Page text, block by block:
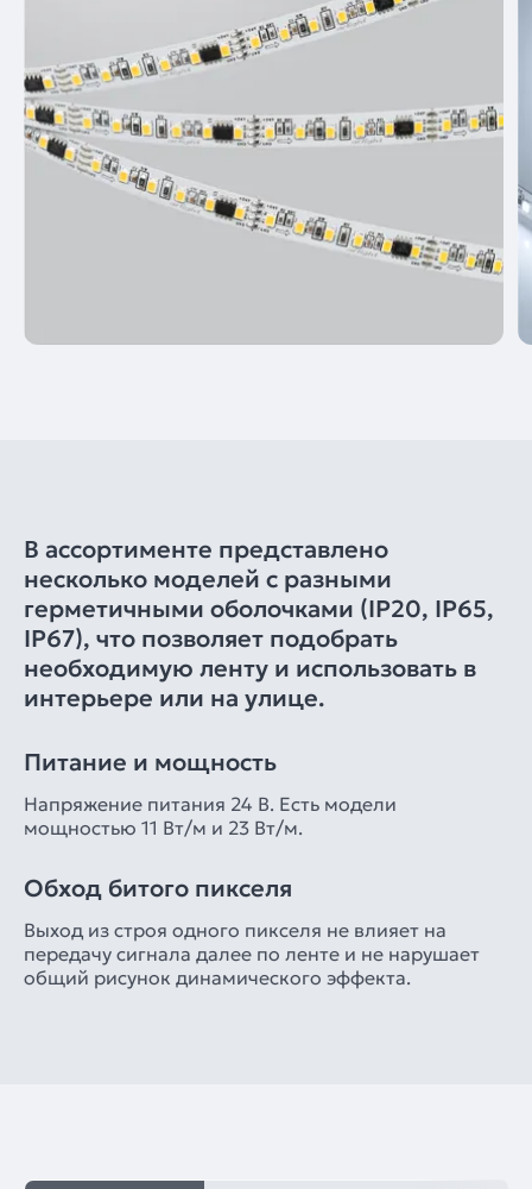
В ассортименте представлено
несколько моделей с разными
герметичными оболочками (IP20, IP65,
IP67), что позволяет подобрать
необходимую ленту и использовать в
интерьере или на улице.
Питание и мощность
Напряжение питания 24 В. Есть модели
мощностью 11 Вт/м и 23 Вт/м.
Обход битого пикселя
Выход из строя одного пикселя не влияет на
передачу сигнала далее по ленте и не нарушает
общий рисунок динамического эффекта.